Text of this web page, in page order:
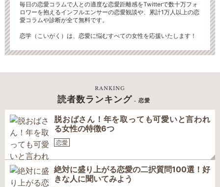
毎日の恋愛コラムで人との適度な恋愛距離感をTwitterで数十万フォ
ロワーを抱えるインフルエンサーの恋愛観談や、累計1万人以上の恋
愛コラムや診断が全て無料です。
恋学（こいがく）は、恋愛に悩むすべての女性を応援いたします！
RANKING
読者数ランキング - 恋愛
脱おばさん！年を取っても可愛いと言われ
る女性の特徴6つ
恋愛
絶対に盛り上がる恋愛の二択質問100選！好
きな人に聞いてみよう